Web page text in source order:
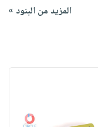
المزيد من البنود »